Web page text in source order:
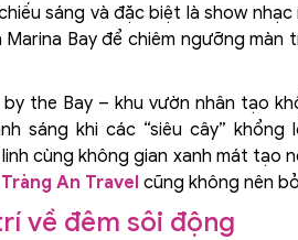
sáng và đặc biệt là show
Bay để chiêm ngưỡng màn
the Bay – khu vườn nhân tạo
sáng khi các “siêu cây”
cùng không gian xanh mát tạo
An Travel cũng không nên
về đêm sôi động